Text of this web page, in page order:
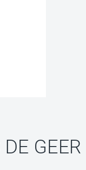
GEER